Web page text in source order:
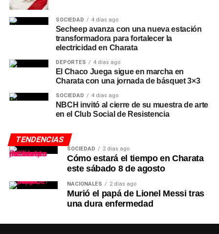
SOCIEDAD 4 días ago
Secheep avanza con una nueva estación
transformadora para fortalecer la
electricidad en Charata
DEPORTES 4 días ago
El Chaco Juega sigue en marcha en
Charata con una jornada de básquet 3×3
SOCIEDAD 4 días ago
NBCH invitó al cierre de su muestra de arte
en el Club Social de Resistencia
TENDENCIAS
SOCIEDAD 2 días ago
Cómo estará el tiempo en Charata
este sábado 8 de agosto
NACIONALES 2 días ago
Murió el papá de Lionel Messi tras
una dura enfermedad